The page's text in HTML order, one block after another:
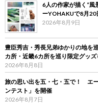
6人の作家が描く“
ーYOHAKUで8月20
2026年8月9日
豊臣秀吉・秀長兄弟ゆかりの地
カ所・近畿6カ所を巡り限定グッズ
2026年8月8日
旅の思い出を五・七・五で！ エ
ンテスト」を開催
2026年8月7日